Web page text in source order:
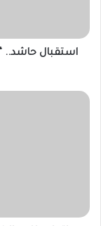
قادماً
استقبال حاشد..
اتحاد
واستهدافها